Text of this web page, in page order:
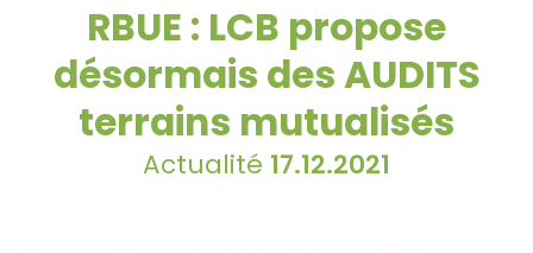
RBUE : LCB propose
désormais des AUDITS
terrains mutualisés
Actualité 17.12.2021